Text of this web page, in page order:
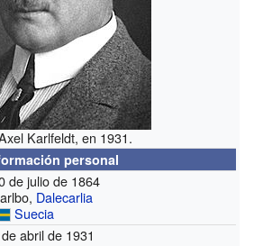
Karlfeldt, en 1931.
personal
de julio de 1864
Dalecarlia
Suecia
abril de 1931